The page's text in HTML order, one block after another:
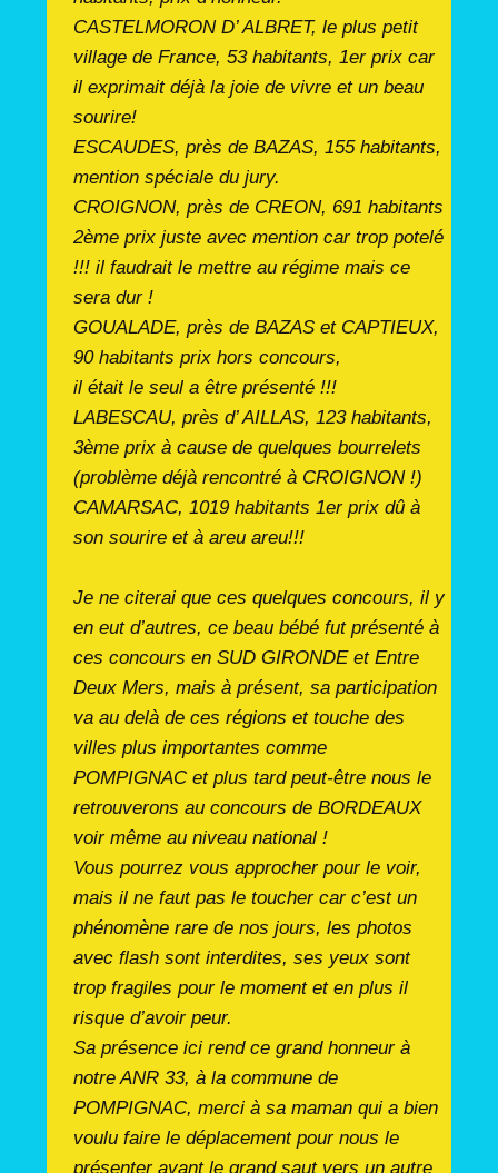
CASTELMORON D’ ALBRET, le plus petit
village de France, 53 habitants, 1er prix car
il exprimait déjà la joie de vivre et un beau
sourire!
ESCAUDES, près de BAZAS, 155 habitants,
mention spéciale du jury.
CROIGNON, près de CREON, 691 habitants
2ème prix juste avec mention car trop potelé
!!! il faudrait le mettre au régime mais ce
sera dur !
GOUALADE, près de BAZAS et CAPTIEUX,
90 habitants prix hors concours,
il était le seul a être présenté !!!
LABESCAU, près d’ AILLAS, 123 habitants,
3ème prix à cause de quelques bourrelets
(problème déjà rencontré à CROIGNON !)
CAMARSAC, 1019 habitants 1er prix dû à
son sourire et à areu areu!!!
Je ne citerai que ces quelques concours, il y
en eut d’autres, ce beau bébé fut présenté à
ces concours en SUD GIRONDE et Entre
Deux Mers, mais à présent, sa participation
va au delà de ces régions et touche des
villes plus importantes comme
POMPIGNAC et plus tard peut-être nous le
retrouverons au concours de BORDEAUX
voir même au niveau national !
Vous pourrez vous approcher pour le voir,
mais il ne faut pas le toucher car c’est un
phénomène rare de nos jours, les photos
avec flash sont interdites, ses yeux sont
trop fragiles pour le moment et en plus il
risque d’avoir peur.
Sa présence ici rend ce grand honneur à
notre ANR 33, à la commune de
POMPIGNAC, merci à sa maman qui a bien
voulu faire le déplacement pour nous le
présenter avant le grand saut vers un autre